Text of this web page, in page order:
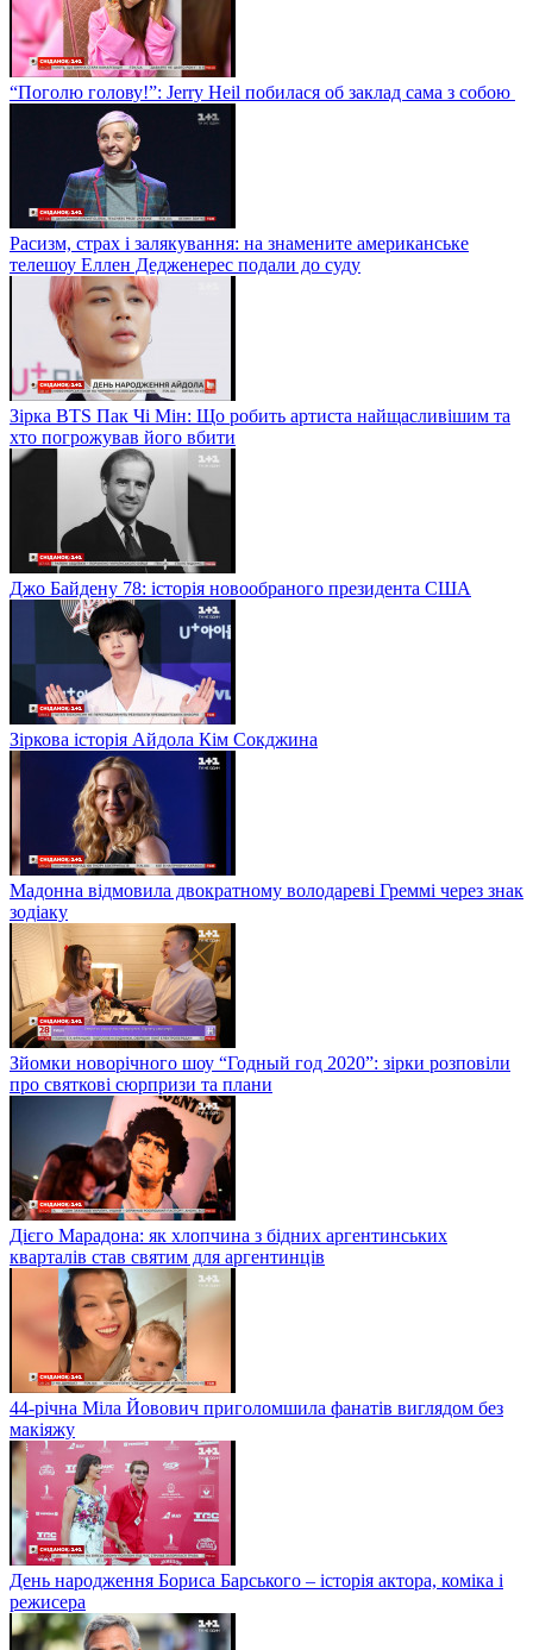
“Поголю голову!”: Jerry Heil побилася об заклад сама з собою
Расизм, страх і залякування: на знамените американське
телешоу Еллен Дедженерес подали до суду
Зірка BTS Пак Чі Мін: Що робить артиста найщасливішим та
хто погрожував його вбити
Джо Байдену 78: історія новообраного президента США
Зіркова історія Айдола Кім Сокджина
Мадонна відмовила двократному володареві Греммі через знак
зодіаку
Зйомки новорічного шоу “Годный год 2020”: зірки розповіли
про святкові сюрпризи та плани
Дієго Марадона: як хлопчина з бідних аргентинських
кварталів став святим для аргентинців
44-річна Міла Йовович приголомшила фанатів виглядом без
макіяжу
День народження Бориса Барського – історія актора, коміка і
режисера